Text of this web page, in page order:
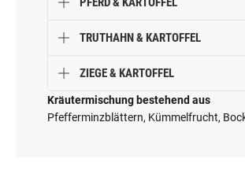
TRUTHAHN & KARTOFFEL
ZIEGE & KARTOFFEL
Kräutermischung bestehend aus
Pfefferminzblättern, Kümmelfrucht,